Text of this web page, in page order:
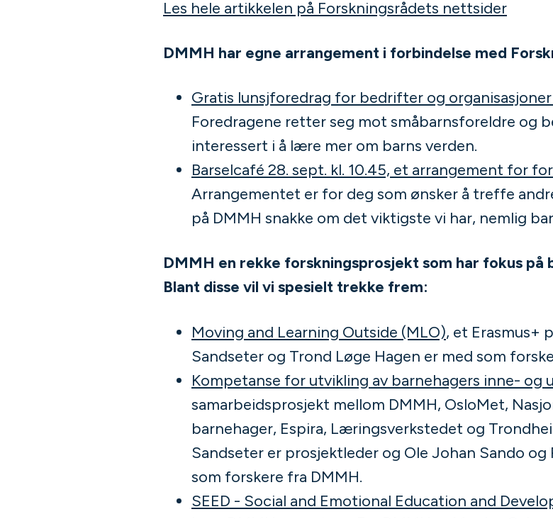
Les hele artikkelen på Forskningsrådets nettsider
DMMH har egne arrangement i forbindelse med
Gratis lunsjforedrag for bedrifter og
Foredragene retter seg mot småbarnsforeldre og
interessert i å lære mer om barns verden.
Barselcafé 28. sept. kl. 10.45, et arrangement for
Arrangementet er for deg som ønsker å treffe
på DMMH snakke om det viktigste vi har, nemlig
DMMH en rekke forskningsprosjekt som har fokus på
Blant disse vil vi spesielt trekke frem:
Moving and Learning Outside (MLO), et Erasmus+
Sandseter og Trond Løge Hagen er med som
Kompetanse for utvikling av barnehagers inne- og
samarbeidsprosjekt mellom DMMH, OsloMet,
barnehager, Espira, Læringsverkstedet og
Sandseter er prosjektleder og Ole Johan Sando
som forskere fra DMMH.
SEED - Social and Emotional Education and